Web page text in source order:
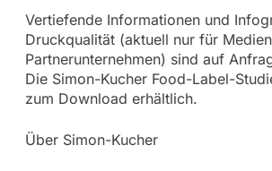
Vertiefende Informationen und
Druckqualität (aktuell nur für
Partnerunternehmen) sind auf
Die Simon-Kucher Food-Label-
zum Download erhältlich.
Über Simon-Kucher